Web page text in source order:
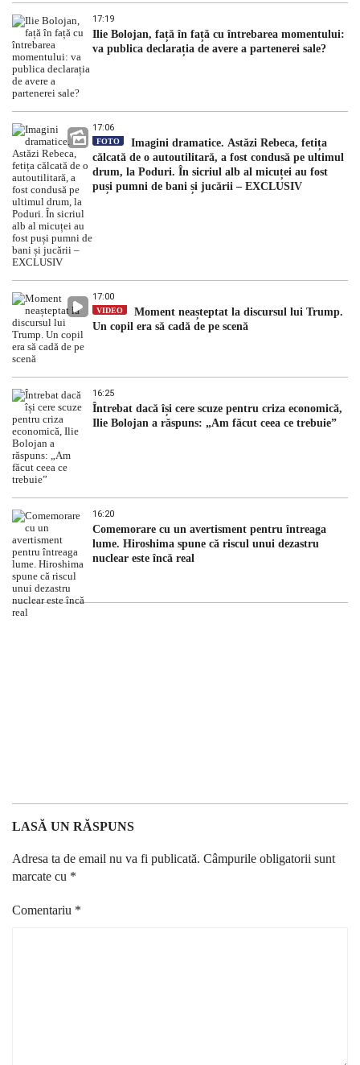
17:19
Ilie Bolojan, față în față cu întrebarea momentului:
va publica declarația de avere a partenerei sale?
17:06
FOTO
Imagini dramatice. Astăzi Rebeca, fetița
călcată de o autoutilitară, a fost condusă pe ultimul
drum, la Poduri. În sicriul alb al micuței au fost
puși pumni de bani și jucării – EXCLUSIV
17:00
VIDEO
Moment neașteptat la discursul lui Trump.
Un copil era să cadă de pe scenă
16:25
Întrebat dacă își cere scuze pentru criza economică,
Ilie Bolojan a răspuns: „Am făcut ceea ce trebuie”
16:20
Comemorare cu un avertisment pentru întreaga
lume. Hiroshima spune că riscul unui dezastru
nuclear este încă real
LASĂ UN RĂSPUNS
Adresa ta de email nu va fi publicată. Câmpurile obligatorii sunt
marcate cu *
Comentariu *